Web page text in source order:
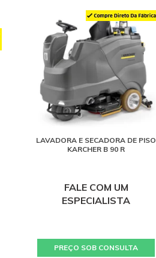
LAVADORA E SECADORA DE PISO
KARCHER B 90 R
FALE COM UM
ESPECIALISTA
PREÇO SOB CONSULTA